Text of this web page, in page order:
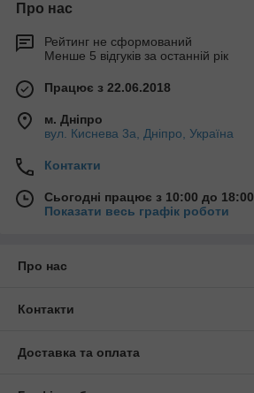
Про нас
Рейтинг не сформований
Менше 5 відгуків за останній рік
Працює з 22.06.2018
м. Дніпро
вул. Киснева 3а, Дніпро, Україна
Контакти
Сьогодні працює з 10:00 до 18:00
Показати весь графік роботи
Про нас
Контакти
Доставка та оплата